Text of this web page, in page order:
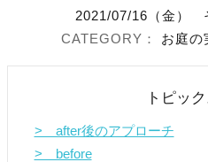
社長イ
2021/07/16（金）
お庭の
トピッ
> after後のアプローチ
> before